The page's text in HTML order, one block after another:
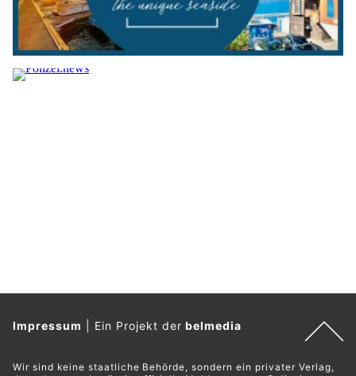
Impressum Ein Projekt derbelmedia
Wir sind keine staatliche Behörde, sondern ein privater Verlag,